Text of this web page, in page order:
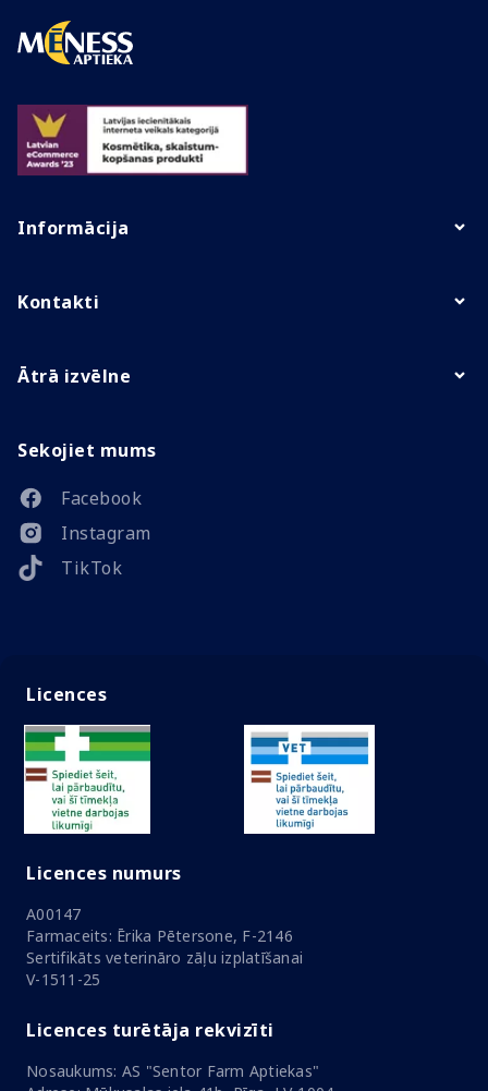
Informācija
Kontakti
Ātrā izvēlne
Sekojiet mums
Facebook
Instagram
TikTok
Licences
Licences numurs
A00147
Farmaceits: Ērika Pētersone, F-2146
Sertifikāts veterināro zāļu izplatīšanai
V-1511-25
Licences turētāja rekvizīti
Nosaukums: AS "Sentor Farm Aptiekas"